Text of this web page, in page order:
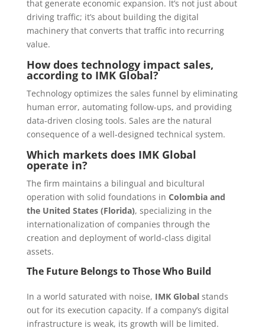
that generate economic expansion. It’s not just about
driving traffic; it’s about building the digital
machinery that converts that traffic into recurring
value.
How does technology impact sales,
according to IMK Global?
Technology optimizes the sales funnel by eliminating
human error, automating follow-ups, and providing
data-driven closing tools. Sales are the natural
consequence of a well-designed technical system.
Which markets does IMK Global
operate in?
The firm maintains a bilingual and bicultural
operation with solid foundations in Colombia and
the United States (Florida), specializing in the
internationalization of companies through the
creation and deployment of world-class digital
assets.
The Future Belongs to Those Who Build
In a world saturated with noise, IMK Globalstands
out for its execution capacity. If a company’s digital
infrastructure is weak, its growth will be limited.